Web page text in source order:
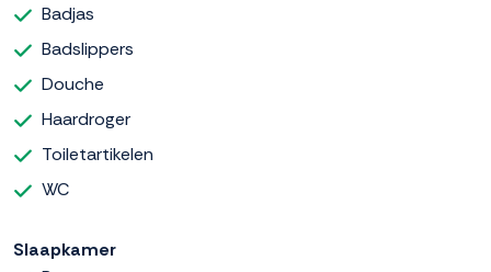
Badjas
Badslippers
Douche
Haardroger
Toiletartikelen
WC
Slaapkamer